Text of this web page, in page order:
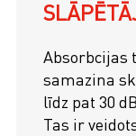
Absorbcijas
samazina
līdz pat 30
Tas ir